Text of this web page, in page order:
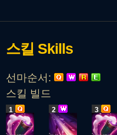
스킬 Skills
선마순서:
스킬 빌드
1 2 3